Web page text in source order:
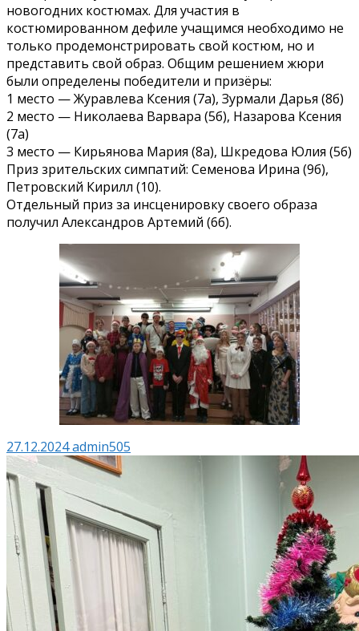
новогодних костюмах. Для участия в
костюмированном дефиле учащимся необходимо не
только продемонстрировать свой костюм, но и
представить свой образ. Общим решением жюри
были определены победители и призёры:
1 место — Журавлева Ксения (7а), Зурмали Дарья (8б)
2 место — Николаева Варвара (5б), Назарова Ксения
(7а)
3 место — Кирьянова Мария (8а), Шкредова Юлия (5б)
Приз зрительских симпатий: Семенова Ирина (9б),
Петровский Кирилл (10).
Отдельный приз за инсценировку своего образа
получил Александров Артемий (6б).
27.12.2024admin505